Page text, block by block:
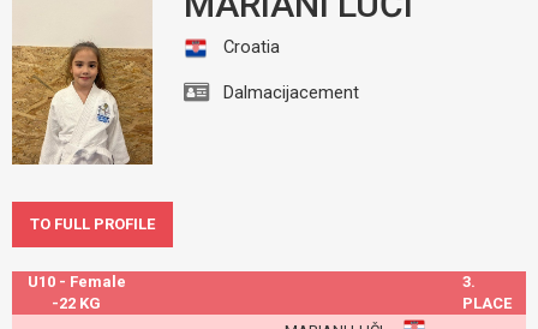
Croatia
Dalmacijacement
TO FULL PROFILE
U10 - Female
-22 KG
3.
PLACE